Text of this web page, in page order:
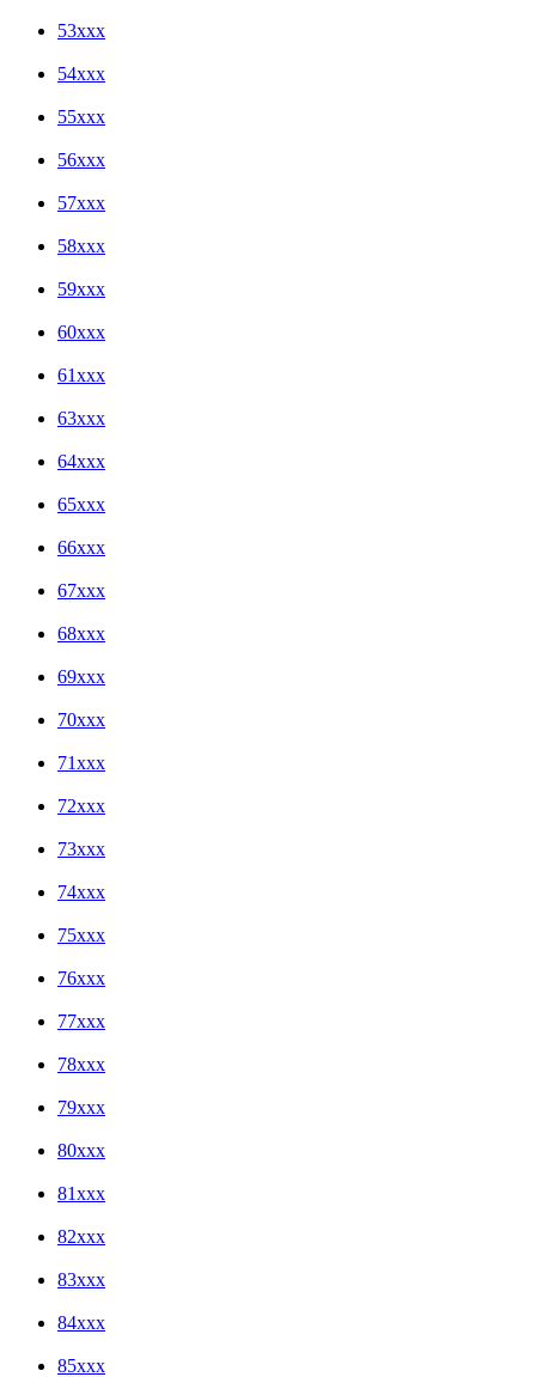
53xxx
54xxx
55xxx
56xxx
57xxx
58xxx
59xxx
60xxx
61xxx
63xxx
64xxx
65xxx
66xxx
67xxx
68xxx
69xxx
70xxx
71xxx
72xxx
73xxx
74xxx
75xxx
76xxx
77xxx
78xxx
79xxx
80xxx
81xxx
82xxx
83xxx
84xxx
85xxx